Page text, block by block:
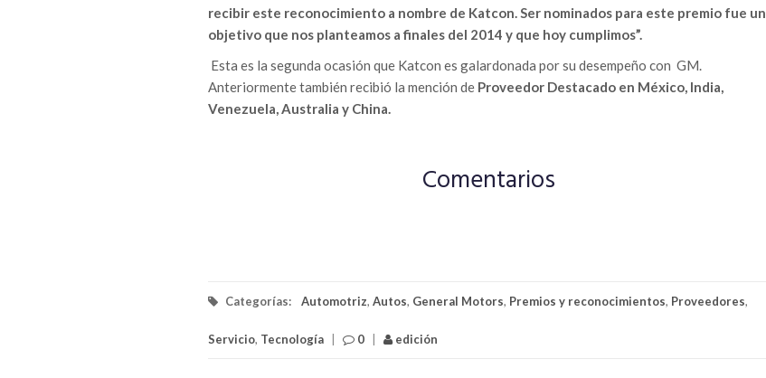
recibir este reconocimiento a nombre de Katcon. Ser nominados para este premio fue un
objetivo que nos planteamos a finales del 2014 y que hoy cumplimos”.
Esta es la segunda ocasión que Katcon es galardonada por su desempeño con GM.
Anteriormente también recibió la mención de Proveedor Destacado en México, India,
Venezuela, Australia y China.
Comentarios
Categorías: Automotriz, Autos, General Motors, Premios y reconocimientos, Proveedores,
Servicio, Tecnología 0 edición